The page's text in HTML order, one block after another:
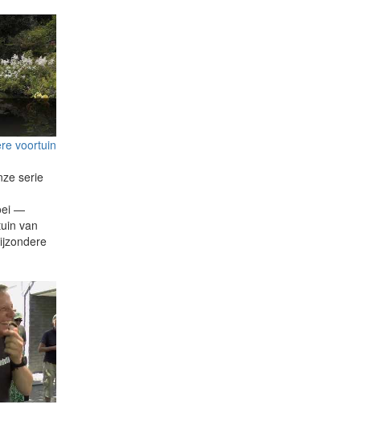
voortuin
serie
—
van